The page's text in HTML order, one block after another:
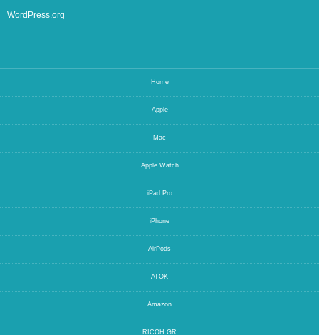
WordPress.org
Home
Apple
Mac
Apple Watch
iPad Pro
iPhone
AirPods
ATOK
Amazon
RICOH GR